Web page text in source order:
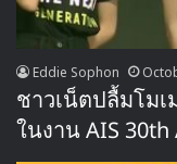
Eddie Sophon
ชาวเน็ตปลื้มโมเ
ในงาน AIS